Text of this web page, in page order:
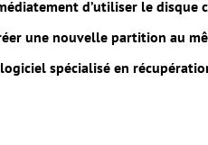
d’utiliser le disque
une nouvelle partition au
spécialisé en